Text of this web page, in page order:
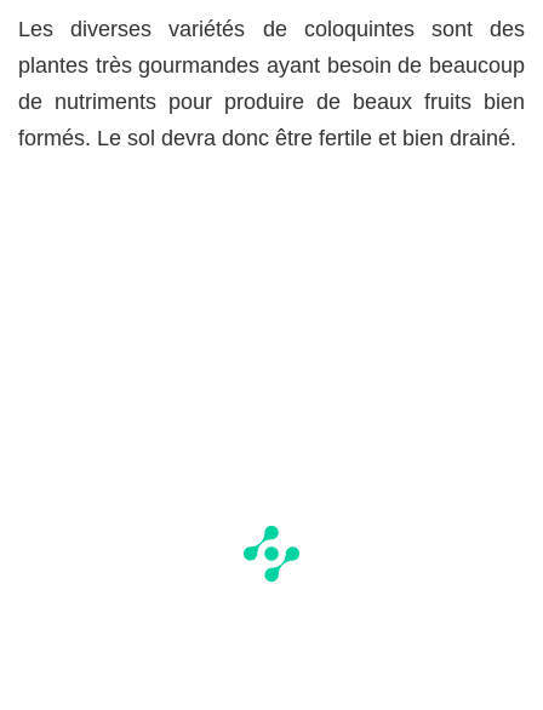
Les diverses variétés de coloquintes sont des
plantes très gourmandes ayant besoin de beaucoup
de nutriments pour produire de beaux fruits bien
formés. Le sol devra donc être fertile et bien drainé.